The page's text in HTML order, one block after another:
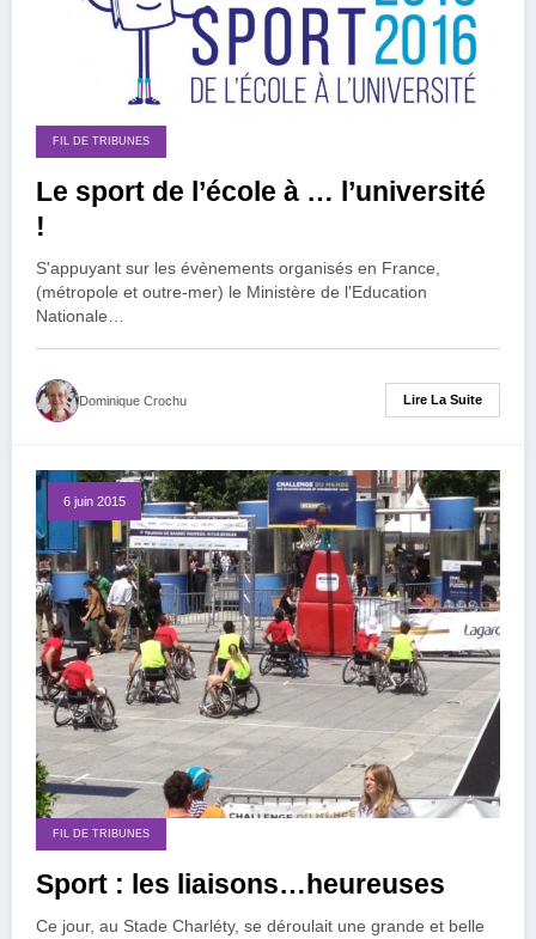
FIL DE TRIBUNES
Le sport de l’école à … l’université
!
S'appuyant sur les évènements organisés en France,
(métropole et outre-mer) le Ministère de l'Education
Nationale…
Dominique Crochu Lire La Suite
6 juin 2015
FIL DE TRIBUNES
Sport : les liaisons…heureuses
Ce jour, au Stade Charléty, se déroulait une grande et belle